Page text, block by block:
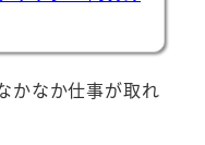
かなか仕事が取れ